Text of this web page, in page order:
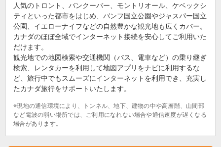
人気のトロント、バンクーバー、モントリオール、ケベックシ
ティといった都市をはじめ、バンフ国立公園やジャスパー国立
公園、イエローナイフなどの自然豊かな観光地も広くカバー。
カナダのほぼ全域でインターネット接続を安心してご利用いた
だけます。
観光地での地図検索や交通機関（バス、電車など）の乗り継ぎ
検索、レンタカーを利用して地図アプリをナビに利用するな
ど、旅行中でもスムーズにインターネットを利用でき、充実し
たカナダ旅行をサポートいたします。
※現地の通信環境により、トンネル、地下、建物の中や高層階、山間部
など電波の弱い場所では、ご利用になれない場合や通信速度が遅くなる
場合があります。